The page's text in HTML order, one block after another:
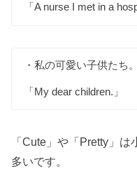
「A nurse I met in a
・私の可愛い子供たち。
「My dear children.」
「Cute」や「Pretty」
多いです。